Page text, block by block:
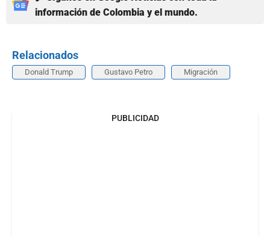
información de Colombia y el mundo.
Relacionados
Donald Trump Gustavo Petro Migración
PUBLICIDAD